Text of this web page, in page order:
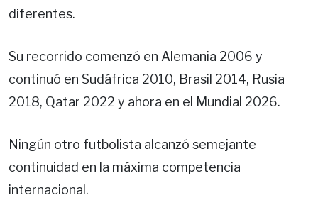
diferentes.
Su recorrido comenzó en Alemania 2006 y
continuó en Sudáfrica 2010, Brasil 2014, Rusia
2018, Qatar 2022 y ahora en el Mundial 2026.
Ningún otro futbolista alcanzó semejante
continuidad en la máxima competencia
internacional.